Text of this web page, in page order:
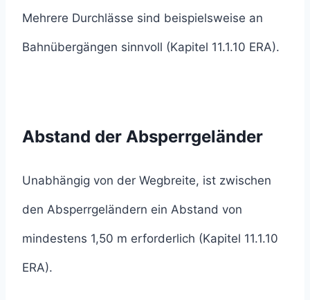
Mehrere Durchlässe sind beispielsweise an
Bahnübergängen sinnvoll (Kapitel 11.1.10 ERA).
Abstand der Absperrgeländer
Unabhängig von der Wegbreite, ist zwischen
den Absperrgeländern ein Abstand von
mindestens 1,50 m erforderlich (Kapitel 11.1.10
ERA).